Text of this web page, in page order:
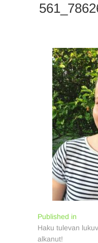
Artikkelien
selaus
Published in
Haku tulevan
alkanut!